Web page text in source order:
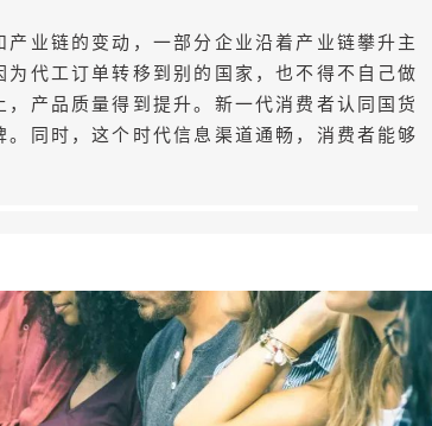
产业链的变动，一部分企业沿着产业链攀升主
代工订单转移到别的国家，也不得不自己做
产品质量得到提升。新一代消费者认同国货
同时，这个时代信息渠道通畅，消费者能够